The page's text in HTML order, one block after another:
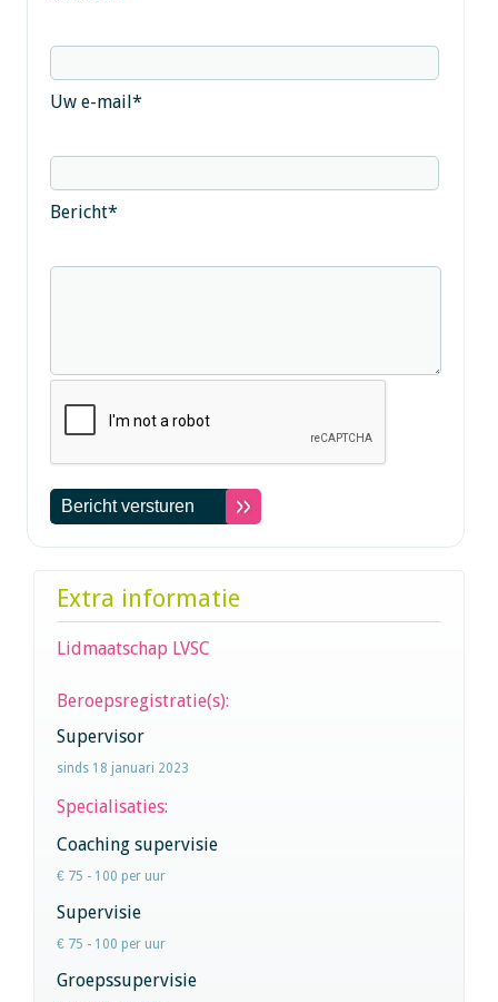
Uw e-mail*
Bericht*
Extra informatie
Lidmaatschap LVSC
Beroepsregistratie(s):
Supervisor
sinds 18 januari 2023
Specialisaties:
Coaching supervisie
€ 75 - 100 per uur
Supervisie
€ 75 - 100 per uur
Groepssupervisie